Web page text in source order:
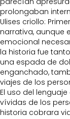
prolongaban
Ulises criollo:
narrativa, aunque
emocional
la historia fue
una espada de
enganchado,
viajes de los
El uso del
vívidas de los
historia cobrara